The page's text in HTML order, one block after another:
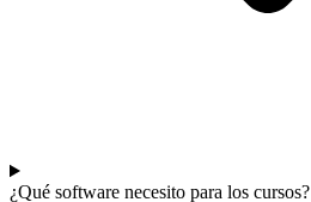
¿Qué software necesito para los cursos?